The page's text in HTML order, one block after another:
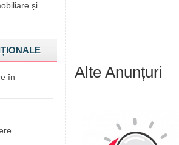
și
în
Alte Anunțuri